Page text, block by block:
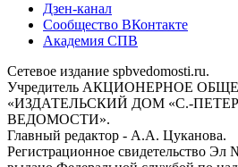
Дзен-канал
Сообщество ВКонтакте
Академия СПВ
Сетевое издание spbvedomosti.ru.
Учредитель АКЦИОНЕРНОЕ
«ИЗДАТЕЛЬСКИЙ ДОМ «С.-
ВЕДОМОСТИ».
Главный редактор - А.А. Цуканова.
Регистрационное свидетельство